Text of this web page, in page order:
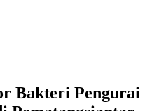
Bakteri Pengurai